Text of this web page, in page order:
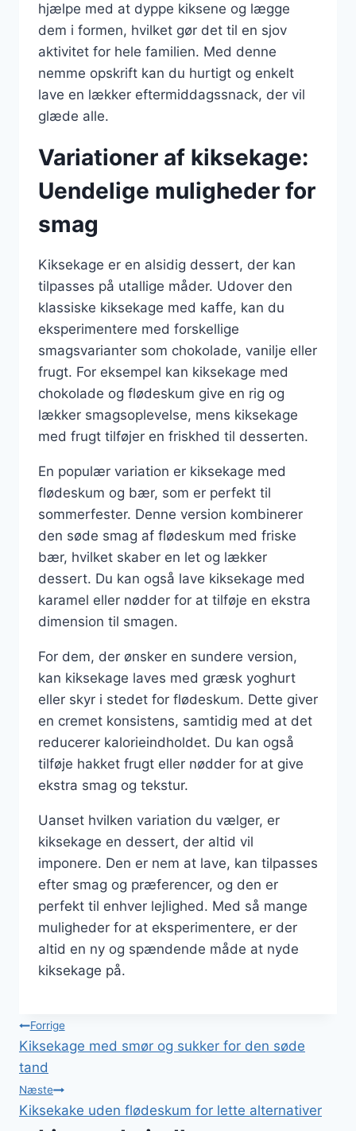
hjælpe med at dyppe kiksene og lægge
dem i formen, hvilket gør det til en sjov
aktivitet for hele familien. Med denne
nemme opskrift kan du hurtigt og enkelt
lave en lækker eftermiddagssnack, der vil
glæde alle.
Variationer af kiksekage:
Uendelige muligheder for
smag
Kiksekage er en alsidig dessert, der kan
tilpasses på utallige måder. Udover den
klassiske kiksekage med kaffe, kan du
eksperimentere med forskellige
smagsvarianter som chokolade, vanilje eller
frugt. For eksempel kan kiksekage med
chokolade og flødeskum give en rig og
lækker smagsoplevelse, mens kiksekage
med frugt tilføjer en friskhed til desserten.
En populær variation er kiksekage med
flødeskum og bær, som er perfekt til
sommerfester. Denne version kombinerer
den søde smag af flødeskum med friske
bær, hvilket skaber en let og lækker
dessert. Du kan også lave kiksekage med
karamel eller nødder for at tilføje en ekstra
dimension til smagen.
For dem, der ønsker en sundere version,
kan kiksekage laves med græsk yoghurt
eller skyr i stedet for flødeskum. Dette giver
en cremet konsistens, samtidig med at det
reducerer kalorieindholdet. Du kan også
tilføje hakket frugt eller nødder for at give
ekstra smag og tekstur.
Uanset hvilken variation du vælger, er
kiksekage en dessert, der altid vil
imponere. Den er nem at lave, kan tilpasses
efter smag og præferencer, og den er
perfekt til enhver lejlighed. Med så mange
muligheder for at eksperimentere, er der
altid en ny og spændende måde at nyde
kiksekage på.
Indlægsnavigation
Forrige
Kiksekage med smør og sukker for den søde
tand
Næste
Kiksekake uden flødeskum for lette alternativer